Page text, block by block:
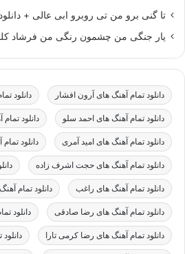
تا گنی برو من تی روبرو ابی عالی +
یار جنگی من چشمون رنگی من فرشاد
دانلود تمام آهنگ های آرون افشار دانلود
دانلود تمام آهنگ های احمد سلو دانلود
دانلود تمام آهنگ های امید آمری دانلود
دانلود تمام آهنگ های حجت اشرف زاده
دانلود تمام آهنگ های راغب دانلود تمام
دانلود تمام آهنگ های رضا صادقی دانلود
دانلود تمام آهنگ های رضا کرمی تارا